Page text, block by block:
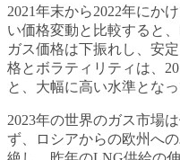
2021年末から2022年にか
い価格変動と比較すると
ガス価格は下振れし、安
格とボラティリティは、
と、大幅に高い水準となっ
2023年の世界のガス市場
ず、ロシアからの欧州へ